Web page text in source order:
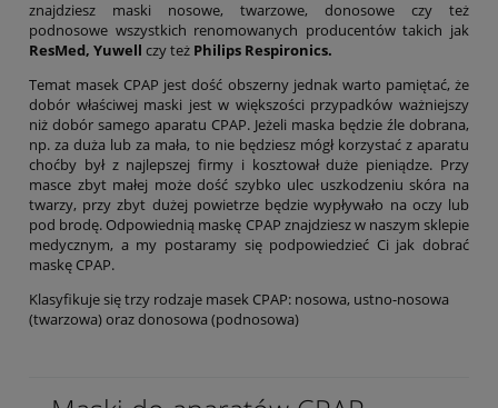
znajdziesz maski nosowe, twarzowe, donosowe czy też
podnosowe wszystkich renomowanych producentów takich jak
ResMed, Yuwell czy też Philips Respironics.
Temat masek CPAP jest dość obszerny jednak warto pamiętać, że
dobór właściwej maski jest w większości przypadków ważniejszy
niż dobór samego aparatu CPAP. Jeżeli maska będzie źle dobrana,
np. za duża lub za mała, to nie będziesz mógł korzystać z aparatu
choćby był z najlepszej firmy i kosztował duże pieniądze. Przy
masce zbyt małej może dość szybko ulec uszkodzeniu skóra na
twarzy, przy zbyt dużej powietrze będzie wypływało na oczy lub
pod brodę. Odpowiednią maskę CPAP znajdziesz w naszym sklepie
medycznym, a my postaramy się podpowiedzieć Ci jak dobrać
maskę CPAP.
Klasyfikuje się trzy rodzaje masek CPAP: nosowa, ustno-nosowa
(twarzowa) oraz donosowa (podnosowa)